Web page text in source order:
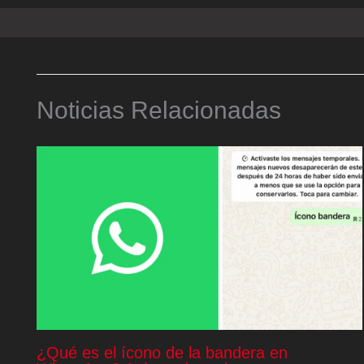
Noticias Relacionadas
¿Qué es el ícono de la bandera en